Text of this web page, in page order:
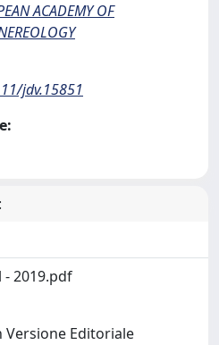
ACADEMY OF
jdv.15851
2019.pdf
Editoriale